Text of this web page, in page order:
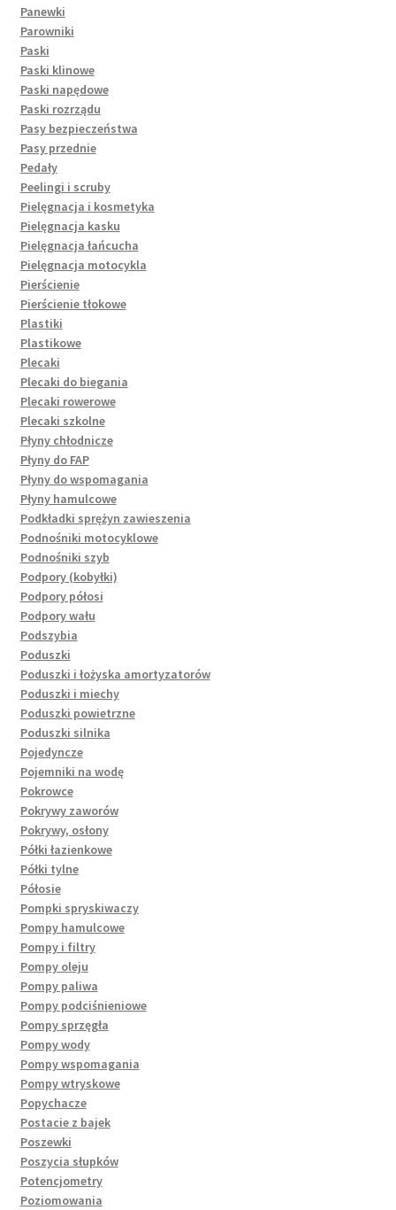
Panewki
Parowniki
Paski
Paski klinowe
Paski napędowe
Paski rozrządu
Pasy bezpieczeństwa
Pasy przednie
Pedały
Peelingi i scruby
Pielęgnacja i kosmetyka
Pielęgnacja kasku
Pielęgnacja łańcucha
Pielęgnacja motocykla
Pierścienie
Pierścienie tłokowe
Plastiki
Plastikowe
Plecaki
Plecaki do biegania
Plecaki rowerowe
Plecaki szkolne
Płyny chłodnicze
Płyny do FAP
Płyny do wspomagania
Płyny hamulcowe
Podkładki sprężyn zawieszenia
Podnośniki motocyklowe
Podnośniki szyb
Podpory (kobyłki)
Podpory półosi
Podpory wału
Podszybia
Poduszki
Poduszki i łożyska amortyzatorów
Poduszki i miechy
Poduszki powietrzne
Poduszki silnika
Pojedyncze
Pojemniki na wodę
Pokrowce
Pokrywy zaworów
Pokrywy, osłony
Półki łazienkowe
Półki tylne
Półosie
Pompki spryskiwaczy
Pompy hamulcowe
Pompy i filtry
Pompy oleju
Pompy paliwa
Pompy podciśnieniowe
Pompy sprzęgła
Pompy wody
Pompy wspomagania
Pompy wtryskowe
Popychacze
Postacie z bajek
Poszewki
Poszycia słupków
Potencjometry
Poziomowania